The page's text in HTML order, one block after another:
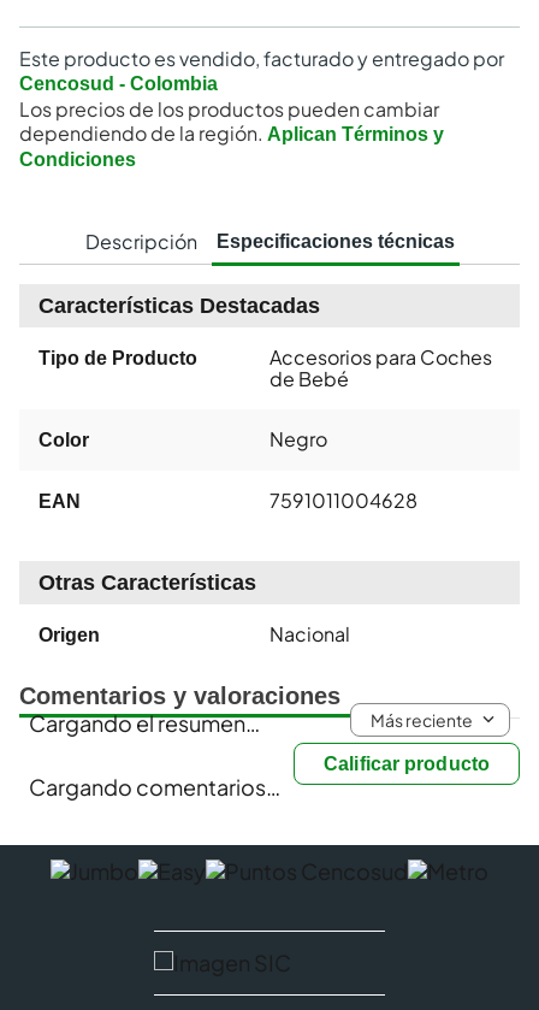
Este producto es vendido, facturado y entregado por
Cencosud - Colombia
Los precios de los productos pueden cambiar
dependiendo de la región. Aplican Términos y
Condiciones
Descripción Especificaciones técnicas
Características Destacadas
Tipo de Producto
Accesorios para Coches
de Bebé
Color Negro
EAN 7591011004628
Otras Características
Origen Nacional
Comentarios y valoraciones
Calificar producto
Cargando el resumen… Más reciente
Cargando comentarios…